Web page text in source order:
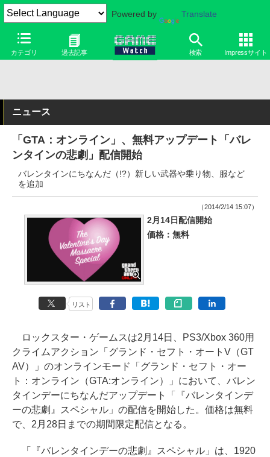
Powered by Translate
カテゴリ 過去記事 検索 Impressサイト
ニュース
「GTA：オンライン」、無料アップデート「バレ
ンタインの悲劇」配信開始
バレンタインにちなんだ（!?）新しい武器や乗り物、服など
を追加
（2014/2/14 15:07）
2月14日配信開始
価格：無料
リスト
ロックスター・ゲームスは2月14日、PS3/Xbox 360用
クライムアクション「グランド・セフト・オートV（GT
AV）」のオンラインモード「グランド・セフト・オー
ト：オンライン（GTA:オンライン）」において、バレン
タインデーにちなんだアップデート「『バレンタインデ
ーの悲劇』スペシャル」の配信を開始した。価格は無料
で、2月28日までの期間限定配信となる。
「『バレンタインデーの悲劇』スペシャル」は、1920